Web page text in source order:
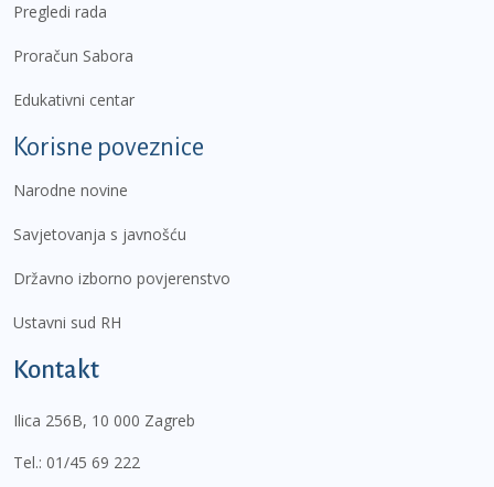
Pregledi rada
Proračun Sabora
Edukativni centar
Korisne poveznice
Narodne novine
Savjetovanja s javnošću
Državno izborno povjerenstvo
Ustavni sud RH
Kontakt
Ilica 256B, 10 000 Zagreb
Tel.: 01/45 69 222